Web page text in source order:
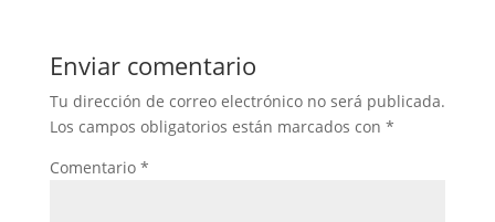
Enviar comentario
Tu dirección de correo electrónico no será publicada.
Los campos obligatorios están marcados con *
Comentario *